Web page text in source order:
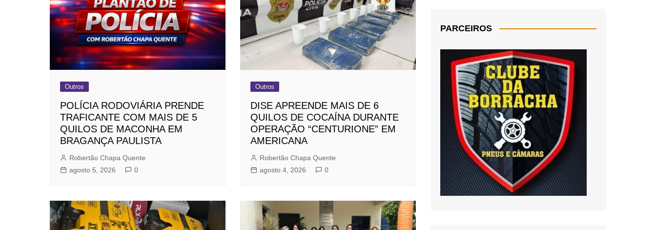
Outros
POLÍCIA RODOVIÁRIA PRENDE
TRAFICANTE COM MAIS DE 5
QUILOS DE MACONHA EM
BRAGANÇA PAULISTA
Robertão Chapa Quente
agosto 5, 2026
0
Outros
DISE APREENDE MAIS DE 6
QUILOS DE COCAÍNA DURANTE
OPERAÇÃO “CENTURIONE” EM
AMERICANA
Robertão Chapa Quente
agosto 4, 2026
0
PARCEIROS